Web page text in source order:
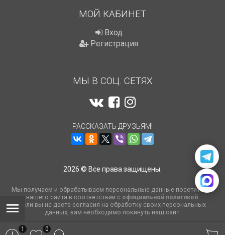
МОЙ КАБИНЕТ
Вход
Регистрация
МЫ В СОЦ. СЕТЯХ
РАССКАЗАТЬ ДРУЗЬЯМ!
2026 © Все права защищены.
Мы получаем и обрабатываем персональные данные посетителей
нашего сайта в соответствии с официальной политикой.
Если вы не даете согласия на обработку своих персональных
данных, вам необходимо покинуть наш сайт.
1 0